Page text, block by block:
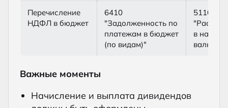
Перечисление
НДФЛ в бюджет
6410
"Задолженность по
платежам в бюджет
(по видам)"
5110
в
валюте"
Важные моменты
Начисление и выплата дивидендов